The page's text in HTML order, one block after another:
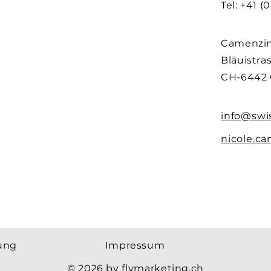
Tel: +41
CH-6442
Impressum
© 2026 by flymarketing.ch